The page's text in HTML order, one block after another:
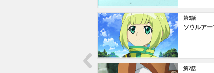
第5話
ソウルアー
第7話